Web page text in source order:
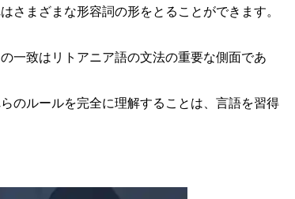
さまざまな形容詞の形をとることができます。
一致はリトアニア語の文法の重要な側面であ
のルールを完全に理解することは、言語を習得